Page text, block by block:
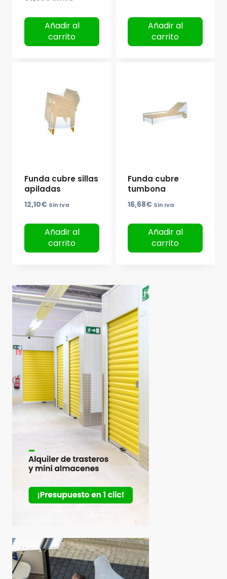
Añadir al
carrito
Añadir al
carrito
Funda cubre sillas
apiladas
12,10€ Sin Iva
Añadir al
carrito
Funda cubre
tumbona
16,68€ Sin Iva
Añadir al
carrito